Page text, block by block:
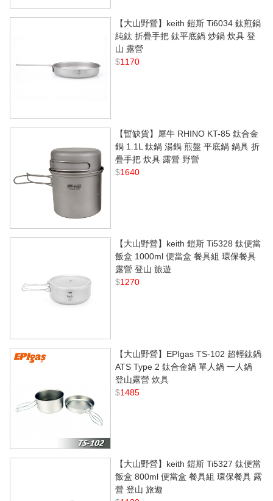
【大山野營】keith 鎧斯 Ti6034 鈦煎鍋
純鈦 折疊手把 鈦平底鍋 炒鍋 炊具 登
山 露營
$1170
【暫缺貨】犀牛 RHINO KT-85 鈦合金
鍋 1.1L 鈦鍋 湯鍋 煎盤 平底鍋 鍋具 折
疊手把 炊具 露營 野營
$1640
【大山野營】keith 鎧斯 Ti5328 鈦便當
飯盒 1000ml 便當盒 餐具組 環保餐具
露營 登山 旅遊
$1270
【大山野營】EPIgas TS-102 超輕鈦鍋
ATS Type 2 鈦合金鍋 單人鍋 一人鍋
登山露營 炊具
$1485
【大山野營】keith 鎧斯 Ti5327 鈦便當
飯盒 800ml 便當盒 餐具組 環保餐具 露
營 登山 旅遊